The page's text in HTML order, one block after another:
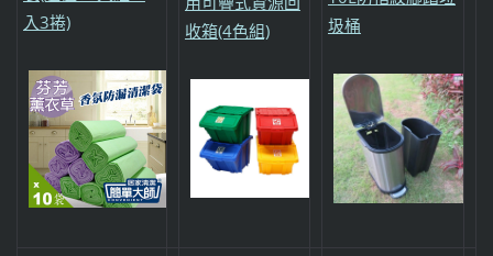
入3捲)
收箱(4色組)
圾桶